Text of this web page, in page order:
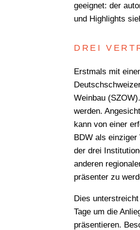
geeignet: der
und Highlights
DREI
Erstmals mit
Weinbau
werden.
kann von einer
BDW als
der drei
anderen
präsenter zu
Dies
Tage um die
präsentieren.